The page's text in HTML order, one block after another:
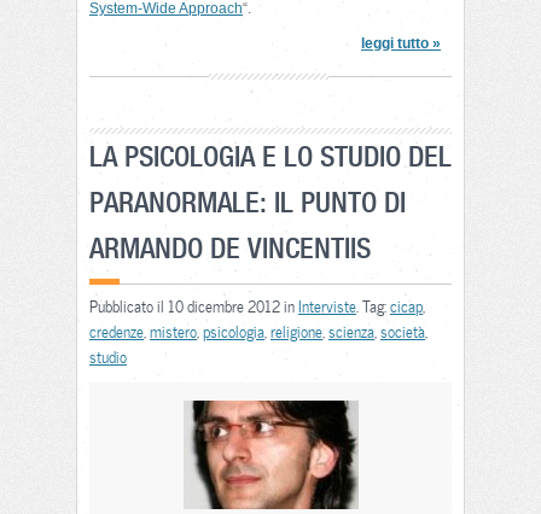
System-Wide Approach“.
leggi tutto »
LA PSICOLOGIA E LO STUDIO DEL
PARANORMALE: IL PUNTO DI
ARMANDO DE VINCENTIIS
Pubblicato il 10 dicembre 2012 inInterviste . Tag:cicap
credenze mistero psicologia religione scienza società
studio